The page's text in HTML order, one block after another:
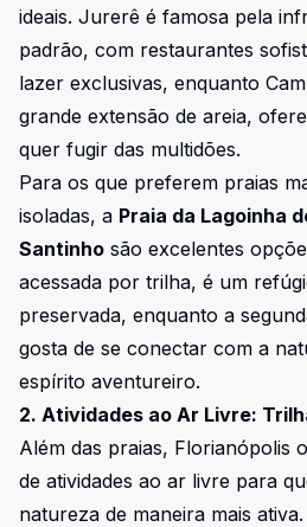
ideais. Jurerê é famosa pela
padrão, com restaurantes
lazer exclusivas, enquanto
grande extensão de areia,
quer fugir das multidões.
Para os que preferem praias
isoladas, a Praia da Lagoinha
Santinho são excelentes
acessada por trilha, é um
preservada, enquanto a
gosta de se conectar com a
espírito aventureiro.
2. Atividades ao Ar Livre:
Além das praias, Florianópolis
de atividades ao ar livre para
natureza de maneira mais ativa.